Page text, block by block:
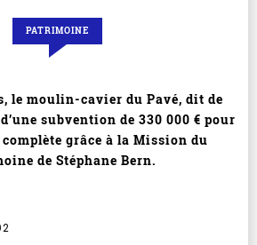
PATRIMOINE
le moulin-cavier du Pavé, dit de
subvention de 330 000 € pour
grâce à la Mission du
de Stéphane Bern.